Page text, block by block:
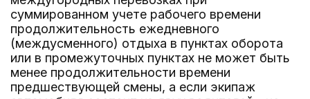
суммированном учете рабочего времени
продолжительность ежедневного
(междусменного) отдыха в пунктах оборота
или в промежуточных пунктах не может быть
менее продолжительности времени
предшествующей смены, а если экипаж